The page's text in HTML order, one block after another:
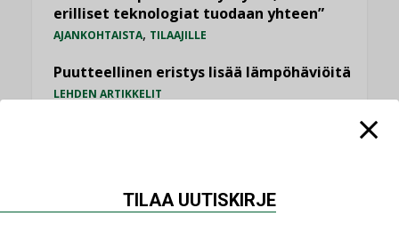
erilliset teknologiat tuodaan yhteen”
AJANKOHTAISTA, TILAAJILLE
Puutteellinen eristys lisää lämpöhäviöitä
LEHDEN ARTIKKELIT
TILAA UUTISKIRJE